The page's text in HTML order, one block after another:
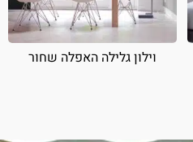
וילון גלילה האפלה שחור